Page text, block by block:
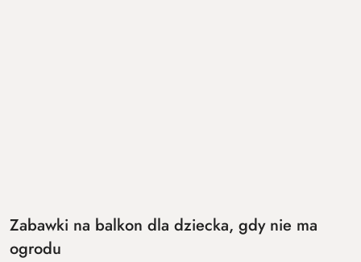
Zabawki na balkon dla dziecka, gdy nie ma
ogrodu